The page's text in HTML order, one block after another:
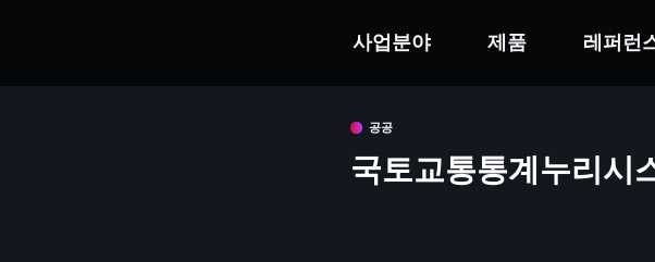
사업분야 제품 레퍼런
공공
국토교통통계누리시